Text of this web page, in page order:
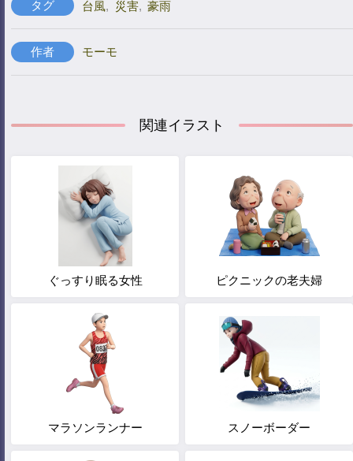
タグ 台風, 災害, 豪雨
作者 モーモ
関連イラスト
ぐっすり眠る女性 ピクニックの老夫婦
マラソンランナー スノーボーダー